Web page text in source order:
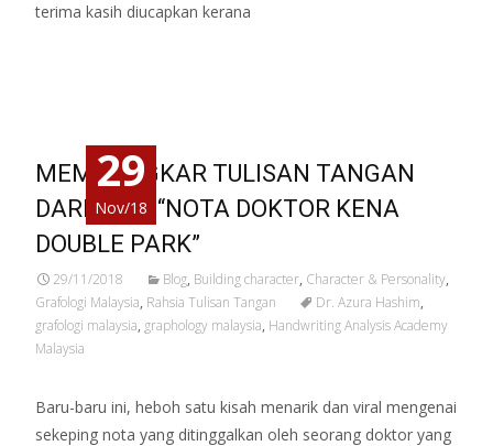
terima kasih diucapkan kerana
29
Nov/18
MEMBONGKAR TULISAN TANGAN
DARIPADA “NOTA DOKTOR KENA
DOUBLE PARK”
29/11/2018 Blog, Building character, Character & Personality,
Grafologi Malaysia, Rahsia Tulisan Tangan Dr. Azura Hashim,
grafologi malaysia, graphology malaysia, Handwriting Analysis Academy
Malaysia
Baru-baru ini, heboh satu kisah menarik dan viral mengenai
sekeping nota yang ditinggalkan oleh seorang doktor yang